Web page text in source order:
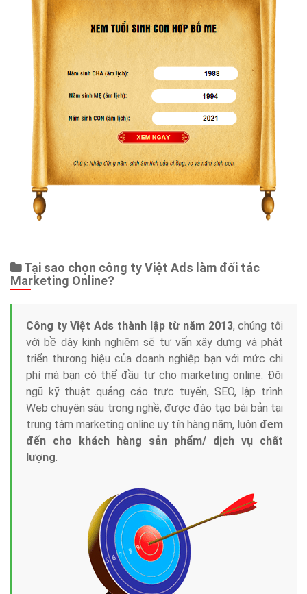
Tại sao chọn công ty Việt Ads làm đối tác
Marketing Online?
Công ty Việt Ads thành lập từ năm 2013, chúng tôi
với bề dày kinh nghiệm sẽ tư vấn xây dựng và phát
triển thương hiệu của doanh nghiệp bạn với mức chi
phí mà bạn có thể đầu tư cho marketing online. Đội
ngũ kỹ thuật quảng cáo trực tuyến, SEO, lập trình
Web chuyên sâu trong nghề, được đào tạo bài bản tại
trung tâm marketing online uy tín hàng năm, luôn đem
đến cho khách hàng sản phẩm/ dịch vụ chất
lượng.